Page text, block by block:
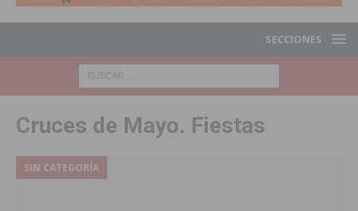
SECCIONES
Cruces de Mayo. Fiestas
SIN CATEGORÍA